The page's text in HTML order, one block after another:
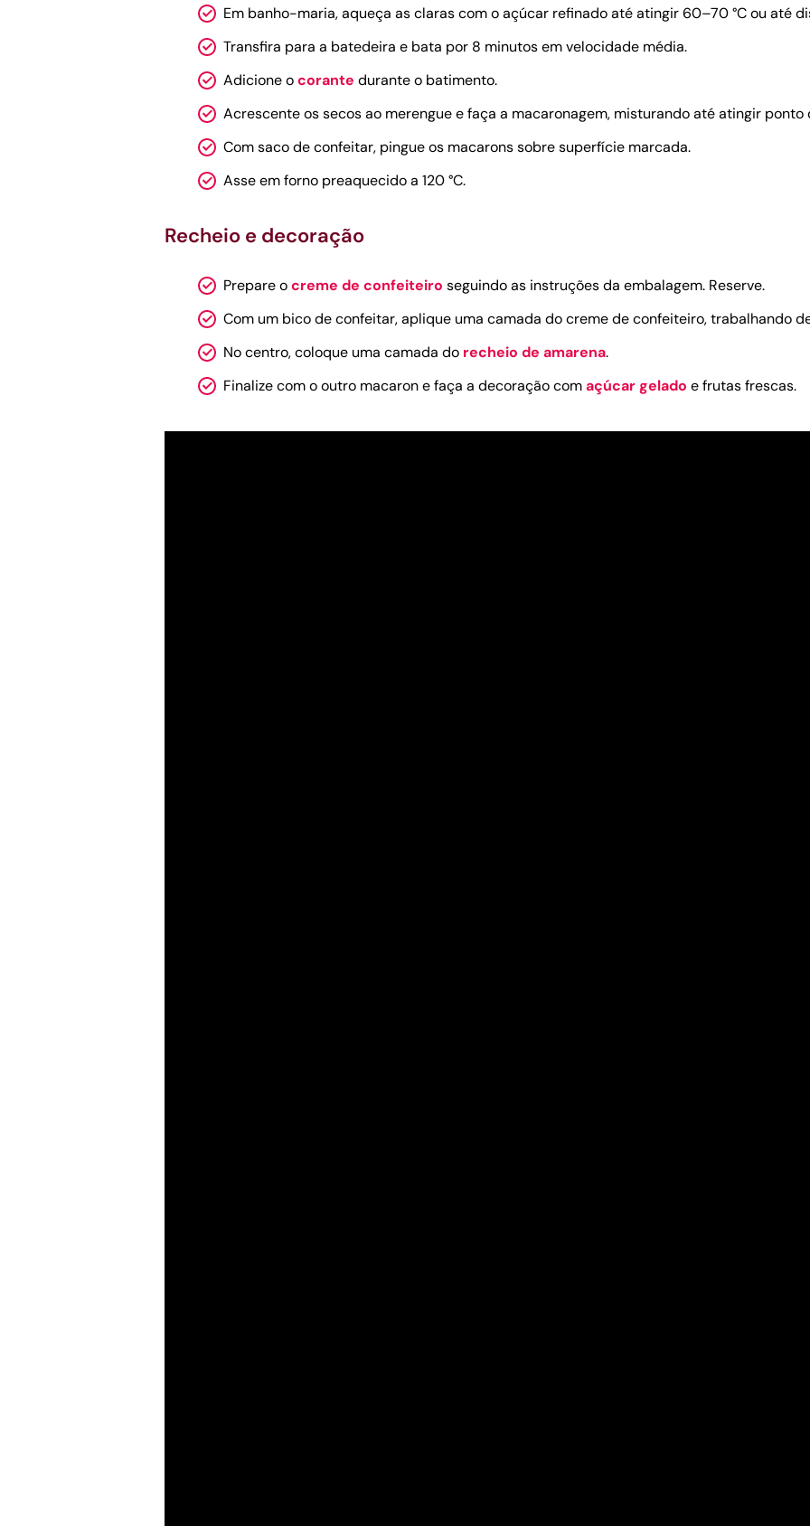
Em banho-maria, aqueça as claras com o açúcar refinado até atingir 60–70 °C ou até
Transfira para a batedeira e bata por 8 minutos em velocidade média.
Adicione ocorante durante o batimento.
Acrescente os secos ao merengue e faça a macaronagem, misturando até atingir ponto
Com saco de confeitar, pingue os macarons sobre superfície marcada.
Asse em forno preaquecido a 120 °C.
Recheio e decoração
Prepare ocreme de confeiteiro seguindo as instruções da embalagem. Reserve.
Com um bico de confeitar, aplique uma camada do creme de confeiteiro, trabalhando
No centro, coloque uma camada do recheio de amarena.
Finalize com o outro macaron e faça a decoração comaçúcar gelado e frutas frescas.